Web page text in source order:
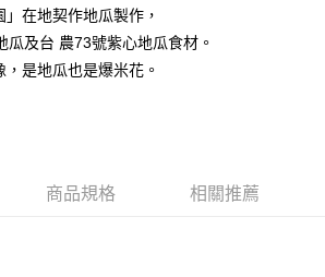
」】
到商品之後才付款」的支付方式。 讓您購物簡單
不需綁卡、不需儲值。
先享後付」後，將跳轉至「AFTEE先享後付」
在地契作地瓜製作，
瓜及台 農73號紫心地瓜食材。
是地瓜也是爆米花。
商品規格 相關推薦